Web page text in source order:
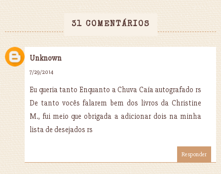
31 COMENTÁRIOS
Unknown
7/29/2014
Eu queria tanto Enquanto a Chuva Caía autografado rs
De tanto vocês falarem bem dos livros da Christine
M., fui meio que obrigada a adicionar dois na minha
lista de desejados rs
Responder